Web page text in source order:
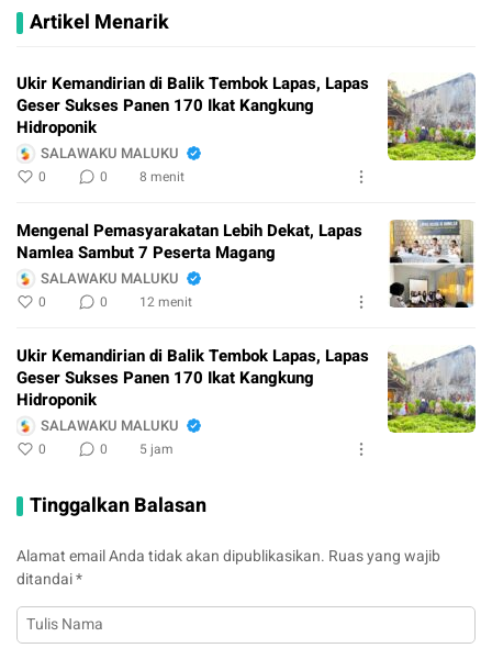
Artikel Menarik
Ukir Kemandirian di Balik Tembok Lapas, Lapas
Geser Sukses Panen 170 Ikat Kangkung
Hidroponik
SALAWAKU MALUKU
0 0 8 menit
Mengenal Pemasyarakatan Lebih Dekat, Lapas
Namlea Sambut 7 Peserta Magang
SALAWAKU MALUKU
0 0 12 menit
Ukir Kemandirian di Balik Tembok Lapas, Lapas
Geser Sukses Panen 170 Ikat Kangkung
Hidroponik
SALAWAKU MALUKU
0 0 5 jam
Tinggalkan Balasan
Alamat email Anda tidak akan dipublikasikan. Ruas yang wajib
ditandai*